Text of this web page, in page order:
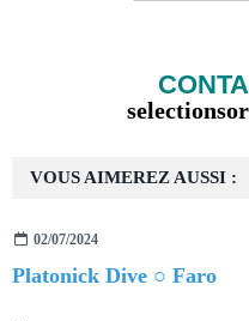
VOUS AIMEREZ AUSSI :
02/07/2024
Platonick Dive ○ Faro